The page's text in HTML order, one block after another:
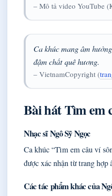
– Mô tả video YouTube
Ca khúc mang âm
đậm chất quê hương.
– VietnamCopyright (
Bài hát Tìm em
Nhạc sĩ Ngô Sỹ Ngọc
Ca khúc “Tìm em câu ví
được xác nhận từ trang hợp
Các tác phẩm khác của